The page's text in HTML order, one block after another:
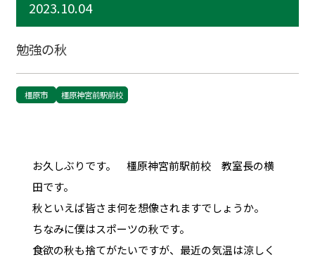
2023.10.04
勉強の秋
橿原市 橿原神宮前駅前校
お久しぶりです。 橿原神宮前駅前校 教室長の横
田です。
秋といえば皆さま何を想像されますでしょうか。
ちなみに僕はスポーツの秋です。
食欲の秋も捨てがたいですが、最近の気温は涼しく